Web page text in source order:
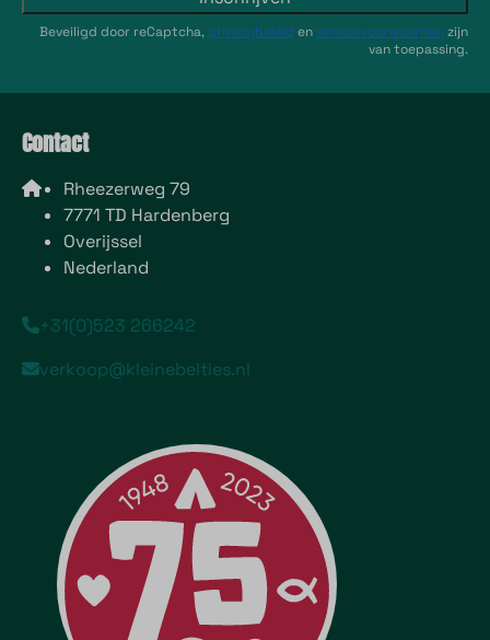
Beveiligd door reCaptcha, privacybeleid en servicevoorwaardenzijn
van toepassing.
Contact
Rheezerweg 79
7771 TD Hardenberg
Overijssel
Nederland
+31(0)523 266242
verkoop@kleinebelties.nl